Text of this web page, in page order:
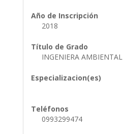
Año de Inscripción
2018
Título de Grado
INGENIERA AMBIENTAL
Especializacion(es)
Teléfonos
0993299474